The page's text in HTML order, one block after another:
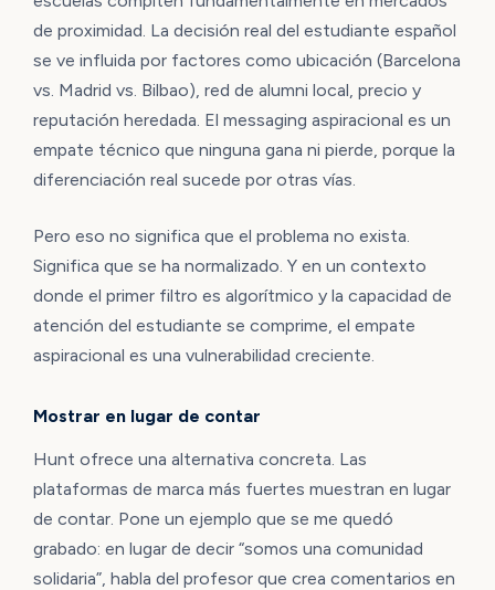
de proximidad. La decisión real del estudiante español
se ve influida por factores como ubicación (Barcelona
vs. Madrid vs. Bilbao), red de alumni local, precio y
reputación heredada. El messaging aspiracional es un
empate técnico que ninguna gana ni pierde, porque la
diferenciación real sucede por otras vías.
Pero eso no significa que el problema no exista.
Significa que se ha normalizado. Y en un contexto
donde el primer filtro es algorítmico y la capacidad de
atención del estudiante se comprime, el empate
aspiracional es una vulnerabilidad creciente.
Mostrar en lugar de contar
Hunt ofrece una alternativa concreta. Las
plataformas de marca más fuertes muestran en lugar
de contar. Pone un ejemplo que se me quedó
grabado: en lugar de decir “somos una comunidad
solidaria”, habla del profesor que crea comentarios en